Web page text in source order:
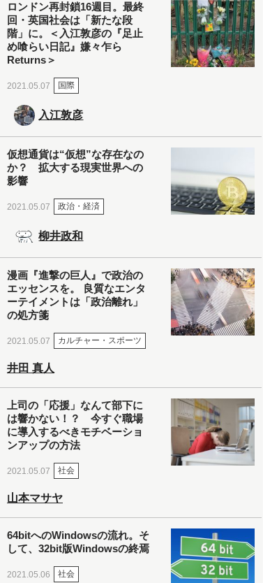
ロンドン再封鎖16週目。最終
回・英国社会は「新たな段
階」に。＜入江敦彦の『足止
め喰らい日記』嫌々乍ら
Returns＞
2021.05.07 国際
入江敦彦
仮想通貨は“仮想”な存在なの
か？ 拡大する現実世界への
影響
2021.05.07 政治・経済
柳井政和
漫画『進撃の巨人』で政治の
エッセンスを。 良質なエンタ
ーテイメントは「政治離れ」
の処方箋
2021.05.07 カルチャー・スポーツ
井田 真人
上司の「応援」なんて部下に
は響かない！？ 今すぐ職場
に導入するべきモチベーショ
ンアップの方法
2021.05.07 社会
山本マサヤ
64bitへのWindowsの流れ。そ
して、32bit版Windowsの終焉
2021.05.06 社会